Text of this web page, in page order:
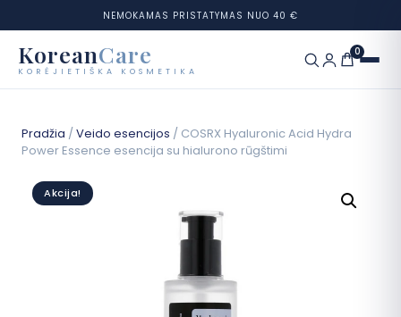
NEMOKAMAS PRISTATYMAS NUO 40 €
KoreanCare
KORĖJIETIŠKA KOSMETIKA
0
turinioPradžia /Veido esencijos / COSRX Hyaluronic Acid Hydra
Power Essence esencija su hialurono rūgštimi
Akcija!